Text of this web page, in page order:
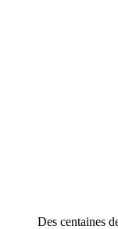
Des centaines